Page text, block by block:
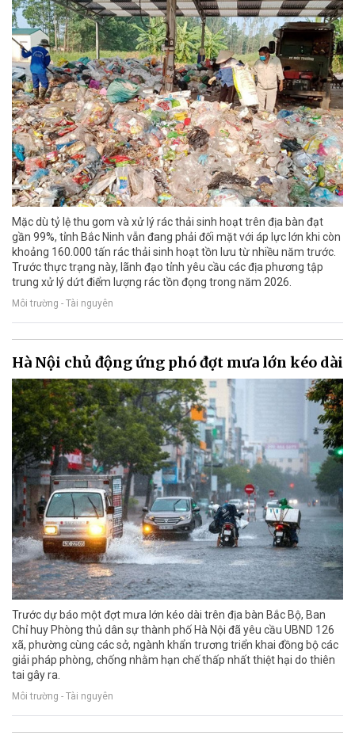
Mặc dù tỷ lệ thu gom và xử lý rác thải sinh hoạt trên địa bàn đạt
gần 99%, tỉnh Bắc Ninh vẫn đang phải đối mặt với áp lực lớn khi còn
khoảng 160.000 tấn rác thải sinh hoạt tồn lưu từ nhiều năm trước.
Trước thực trạng này, lãnh đạo tỉnh yêu cầu các địa phương tập
trung xử lý dứt điểm lượng rác tồn đọng trong năm 2026.
Môi trường - Tài nguyên
Hà Nội chủ động ứng phó đợt mưa lớn kéo dài
Trước dự báo một đợt mưa lớn kéo dài trên địa bàn Bắc Bộ, Ban
Chỉ huy Phòng thủ dân sự thành phố Hà Nội đã yêu cầu UBND 126
xã, phường cùng các sở, ngành khẩn trương triển khai đồng bộ các
giải pháp phòng, chống nhằm hạn chế thấp nhất thiệt hại do thiên
tai gây ra.
Môi trường - Tài nguyên